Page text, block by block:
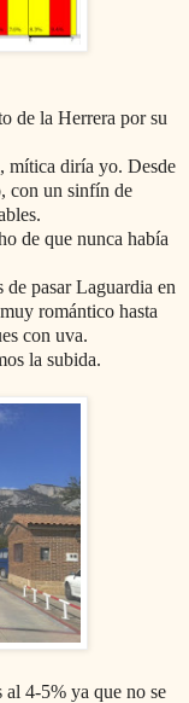
de la Herrera por su
mítica diría yo. Desde
con un sinfín de
de que nunca había
pasar Laguardia en
romántico hasta
con uva.
la subida.
4-5% ya que no se